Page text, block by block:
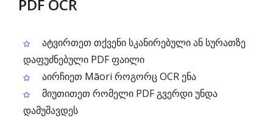
PDF OCR
ატვირთეთ თქვენი სკანირებული ან სურათზე
დაფუძნებული PDF ფაილი
აირჩიეთ Māori როგორც OCR ენა
მიუთითეთ რომელი PDF გვერდი უნდა
დამუშავდეს